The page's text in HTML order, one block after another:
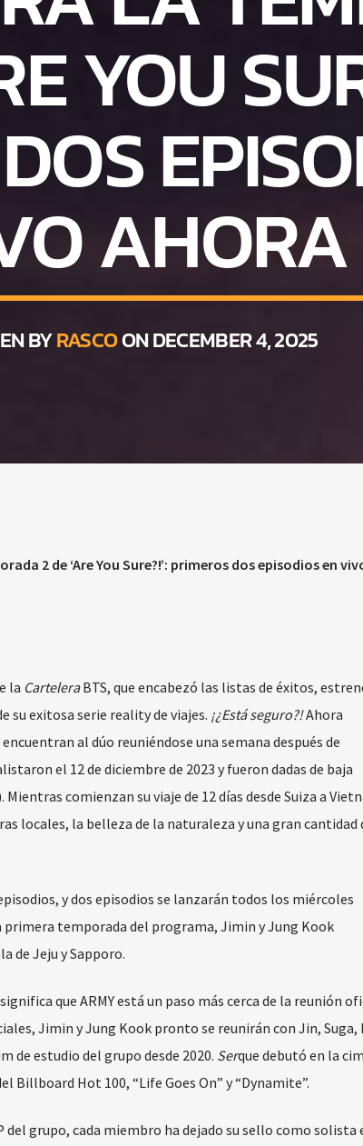
YOU
AHORA
BYRASCOON DECEMBER 4, 2025
2 de ‘Are You Sure?!’: primeros dos episodios en
la CarteleraBTS, que encabezó las listas de éxitos,
su exitosa serie reality de viajes. ¡¿Está seguro?!Ahora
al dúo reuniéndose una semana después de
el 12 de diciembre de 2023 y fueron dadas de baja
comienzan su viaje de 12 días desde Suiza a
locales, la belleza de la naturaleza y una gran cantidad
y dos episodios se lanzarán todos los miércoles
primera temporada del programa, Jimin y Jung Kook
de Jeju y Sapporo.
que ARMY está un paso más cerca de la reunión
Jimin y Jung Kook pronto se reunirán con Jin, Suga,
de estudio del grupo desde 2020. Serque debutó en la
Billboard Hot 100, “Life Goes On” y “Dynamite”.
del grupo, cada miembro ha dejado su sello como solista